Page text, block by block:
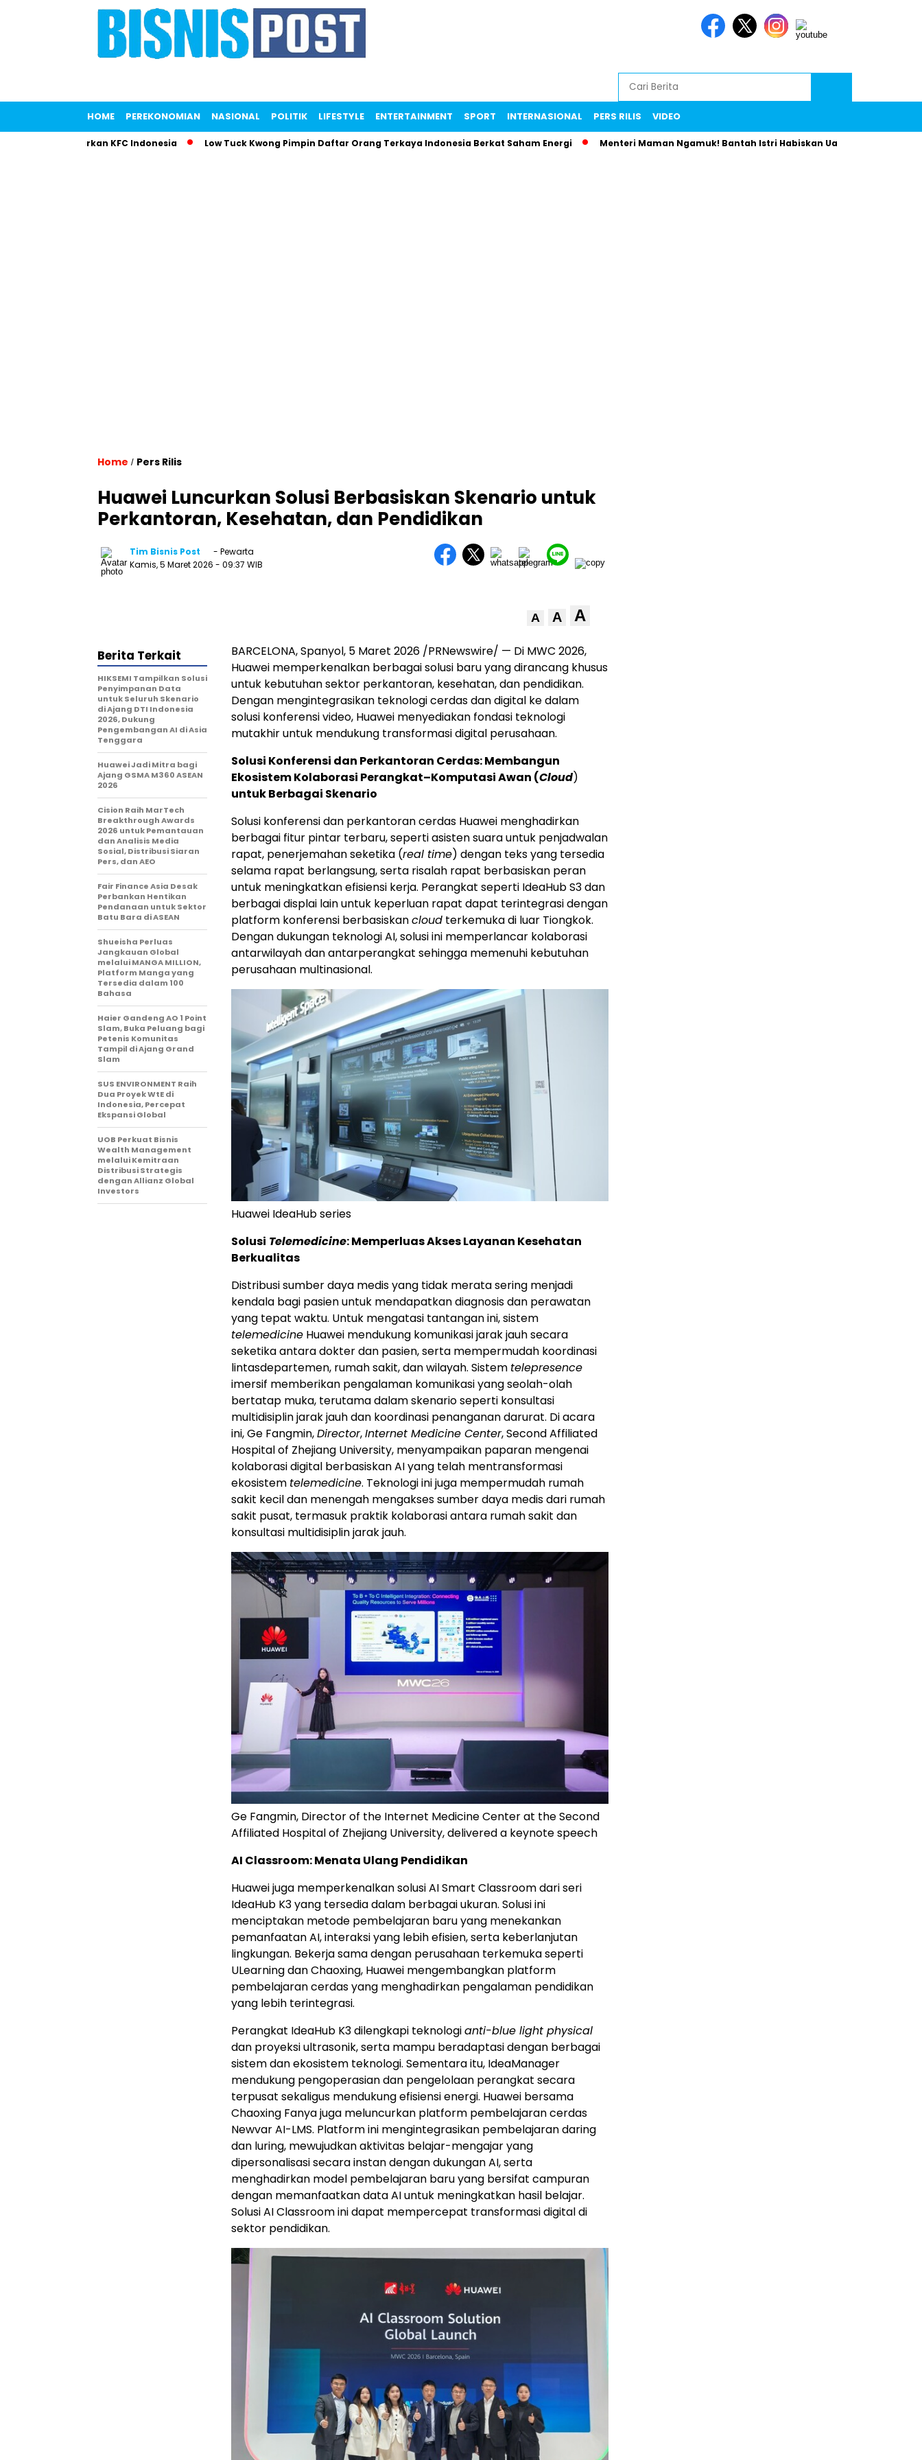
HOME PEREKONOMIAN NASIONAL POLITIK LIFESTYLE ENTERTAINMENT SPORT INTERNASIONAL PERS RILIS VIDEO
Gemparkan KFC Indonesia Low Tuck Kwong Pimpin Daftar Orang Terkaya Indonesia Berkat Saham Energi Menteri Maman Ngamuk! Bantah Istri Habiskan Uang Negara Liburan ke
Home / Pers Rilis
Huawei Luncurkan Solusi Berbasiskan Skenario untuk
Perkantoran, Kesehatan, dan Pendidikan
Tim Bisnis Post
- Pewarta
Kamis, 5 Maret 2026 - 09:37 WIB
A A A
BARCELONA, Spanyol, 5 Maret 2026 /PRNewswire/ — Di MWC 2026,
Huawei memperkenalkan berbagai solusi baru yang dirancang khusus
untuk kebutuhan sektor perkantoran, kesehatan, dan pendidikan.
Dengan mengintegrasikan teknologi cerdas dan digital ke dalam
solusi konferensi video, Huawei menyediakan fondasi teknologi
mutakhir untuk mendukung transformasi digital perusahaan.
Solusi Konferensi dan Perkantoran Cerdas: Membangun
Ekosistem Kolaborasi Perangkat–Komputasi Awan (Cloud)
untuk Berbagai Skenario
Solusi konferensi dan perkantoran cerdas Huawei menghadirkan
berbagai fitur pintar terbaru, seperti asisten suara untuk penjadwalan
rapat, penerjemahan seketika (real time) dengan teks yang tersedia
selama rapat berlangsung, serta risalah rapat berbasiskan peran
untuk meningkatkan efisiensi kerja. Perangkat seperti IdeaHub S3 dan
berbagai displai lain untuk keperluan rapat dapat terintegrasi dengan
platform konferensi berbasiskancloud terkemuka di luar Tiongkok.
Dengan dukungan teknologi AI, solusi ini memperlancar kolaborasi
antarwilayah dan antarperangkat sehingga memenuhi kebutuhan
perusahaan multinasional.
Huawei IdeaHub series
Solusi Telemedicine: Memperluas Akses Layanan Kesehatan
Berkualitas
Distribusi sumber daya medis yang tidak merata sering menjadi
kendala bagi pasien untuk mendapatkan diagnosis dan perawatan
yang tepat waktu. Untuk mengatasi tantangan ini, sistem
telemedicine Huawei mendukung komunikasi jarak jauh secara
seketika antara dokter dan pasien, serta mempermudah koordinasi
lintasdepartemen, rumah sakit, dan wilayah. Sistem telepresence
imersif memberikan pengalaman komunikasi yang seolah-olah
bertatap muka, terutama dalam skenario seperti konsultasi
multidisiplin jarak jauh dan koordinasi penanganan darurat. Di acara
ini, Ge Fangmin,Director,Internet Medicine Center, Second Affiliated
Hospital of Zhejiang University, menyampaikan paparan mengenai
kolaborasi digital berbasiskan AI yang telah mentransformasi
ekosistem telemedicine. Teknologi ini juga mempermudah rumah
sakit kecil dan menengah mengakses sumber daya medis dari rumah
sakit pusat, termasuk praktik kolaborasi antara rumah sakit dan
konsultasi multidisiplin jarak jauh.
Ge Fangmin, Director of the Internet Medicine Center at the Second
Affiliated Hospital of Zhejiang University, delivered a keynote speech
AI Classroom: Menata Ulang Pendidikan
Huawei juga memperkenalkan solusi AI Smart Classroom dari seri
IdeaHub K3 yang tersedia dalam berbagai ukuran. Solusi ini
menciptakan metode pembelajaran baru yang menekankan
pemanfaatan AI, interaksi yang lebih efisien, serta keberlanjutan
lingkungan. Bekerja sama dengan perusahaan terkemuka seperti
ULearning dan Chaoxing, Huawei mengembangkan platform
pembelajaran cerdas yang menghadirkan pengalaman pendidikan
yang lebih terintegrasi.
Perangkat IdeaHub K3 dilengkapi teknologianti-blue light physical
dan proyeksi ultrasonik, serta mampu beradaptasi dengan berbagai
sistem dan ekosistem teknologi. Sementara itu, IdeaManager
mendukung pengoperasian dan pengelolaan perangkat secara
terpusat sekaligus mendukung efisiensi energi. Huawei bersama
Chaoxing Fanya juga meluncurkan platform pembelajaran cerdas
Newvar AI-LMS. Platform ini mengintegrasikan pembelajaran daring
dan luring, mewujudkan aktivitas belajar-mengajar yang
dipersonalisasi secara instan dengan dukungan AI, serta
menghadirkan model pembelajaran baru yang bersifat campuran
dengan memanfaatkan data AI untuk meningkatkan hasil belajar.
Solusi AI Classroom ini dapat mempercepat transformasi digital di
sektor pendidikan.
Berita Terkait
HIKSEMI Tampilkan Solusi
Penyimpanan Data
untuk Seluruh Skenario
di Ajang DTI Indonesia
2026, Dukung
Pengembangan AI di Asia
Tenggara
Huawei Jadi Mitra bagi
Ajang GSMA M360 ASEAN
2026
Cision Raih MarTech
Breakthrough Awards
2026 untuk Pemantauan
dan Analisis Media
Sosial, Distribusi Siaran
Pers, dan AEO
Fair Finance Asia Desak
Perbankan Hentikan
Pendanaan untuk Sektor
Batu Bara di ASEAN
Shueisha Perluas
Jangkauan Global
melalui MANGA MILLION,
Platform Manga yang
Tersedia dalam 100
Bahasa
Haier Gandeng AO 1 Point
Slam, Buka Peluang bagi
Petenis Komunitas
Tampil di Ajang Grand
Slam
SUS ENVIRONMENT Raih
Dua Proyek WtE di
Indonesia, Percepat
Ekspansi Global
UOB Perkuat Bisnis
Wealth Management
melalui Kemitraan
Distribusi Strategis
dengan Allianz Global
Investors